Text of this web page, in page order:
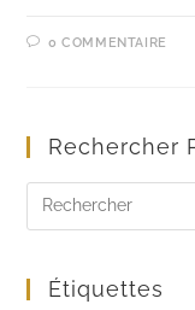
0 COMMENTAIRE
Rechercher
Étiquettes